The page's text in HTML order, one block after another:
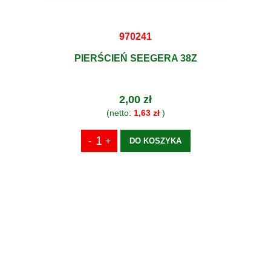
970241
PIERŚCIEŃ SEEGERA 38Z
2,00 zł
(netto: 1,63 zł)
DO KOSZYKA